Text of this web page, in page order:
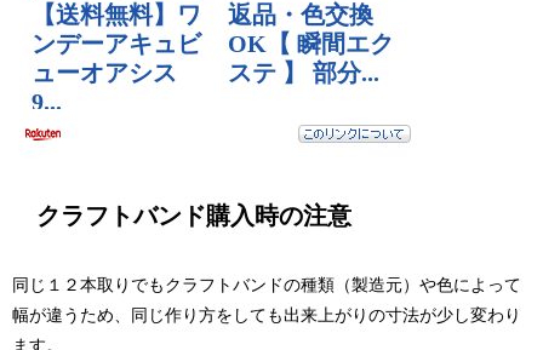
クラフトバンド購入時の注意
同じ１２本取りでもクラフトバンドの種類（製造元）や色によって
幅が違うため、同じ作り方をしても出来上がりの寸法が少し変わり
ます。